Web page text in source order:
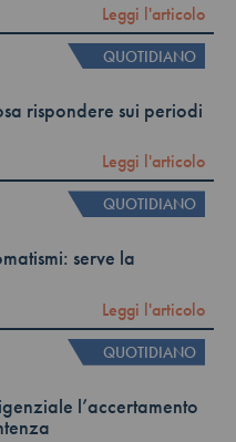
Leggi l'articolo
QUOTIDIANO
rispondere sui periodi
Leggi l'articolo
QUOTIDIANO
serve la
Leggi l'articolo
QUOTIDIANO
l’accertamento